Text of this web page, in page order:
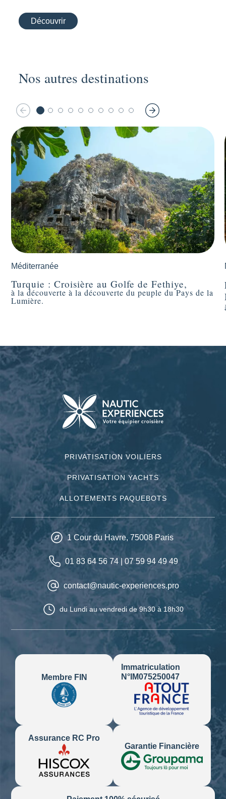
Découvrir
Nos autres destinations
Méditerranée
Turquie : Croisière au Golfe de Fethiye,
à la découverte à la découverte du peuple du Pays de la
Lumière.
PRIVATISATION VOILIERS
PRIVATISATION YACHTS
ALLOTEMENTS PAQUEBOTS
1 Cour du Havre, 75008 Paris
01 83 64 56 74| 07 59 94 49 49
contact@nautic-experiences.pro
du Lundi au vendredi de 9h30 à 18h30
Membre FIN
Immatriculation
N°IM075250047
Assurance RC Pro
Garantie Financière